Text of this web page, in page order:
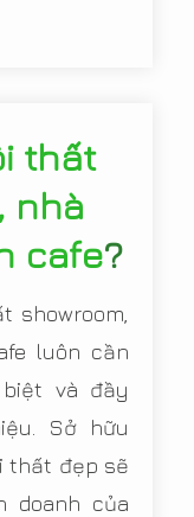
thất
nhà
cafe?
showroom,
luôn cần
và đầy
Sở hữu
thất đẹp sẽ
doanh của